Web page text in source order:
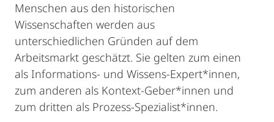
Menschen aus den historischen
Wissenschaften werden aus
unterschiedlichen Gründen auf dem
Arbeitsmarkt geschätzt. Sie gelten zum einen
als Informations- und Wissens-Expert*innen,
zum anderen als Kontext-Geber*innen und
zum dritten als Prozess-Spezialist*innen.